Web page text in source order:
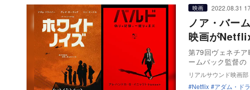
映画 2022.08.31
ノア・バー
映画が
第79回ヴェネチ
ームバック監督
リアルサウンド映画部
Netflix
アダム・ド